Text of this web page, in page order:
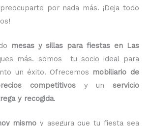
por nada más. ¡Deja todo
mesas y sillas para fiestas en Las
más. somos tu socio ideal para
un éxito. Ofrecemos mobiliario de
competitivos y un servicio
y recogida.
mismo y asegura que tu fiesta sea